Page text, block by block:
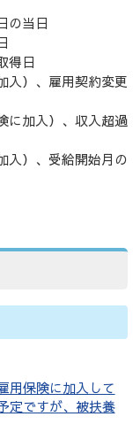
の当日
得日
入）、雇用契約変更
に加入）、収入超過
入）、受給開始月の
用保険に加入して
定ですが、被扶養